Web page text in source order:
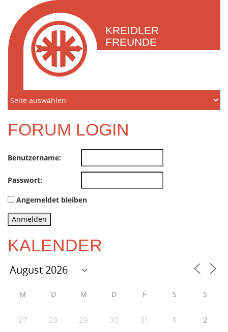
KREIDLER
FREUNDE
NORDEN
FORUM LOGIN
Benutzername:
Passwort:
Angemeldet bleiben
Anmelden
KALENDER
M D M D F S S
27 28 29 30 31 1 2